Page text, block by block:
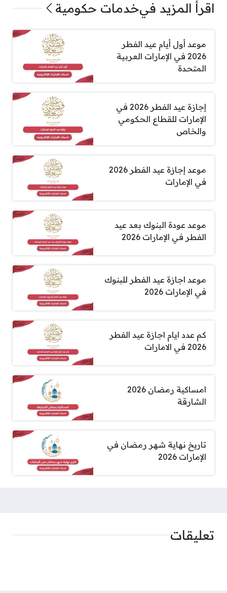
اقرأ المزيد فيخدمات حكومية
موعد أول أيام عيد الفطر
2026 في الإمارات العربية
المتحدة
إجازة عيد الفطر 2026 في
الإمارات للقطاع الحكومي
والخاص
موعد إجازة عيد الفطر 2026
في الإمارات
موعد عودة البنوك بعد عيد
الفطر في الإمارات 2026
موعد اجازة عيد الفطر للبنوك
في الإمارات 2026
كم عدد ايام اجازة عيد الفطر
2026 في الامارات
امساكية رمضان 2026
الشارقة
تاريخ نهاية شهر رمضان في
الإمارات 2026
تعليقات